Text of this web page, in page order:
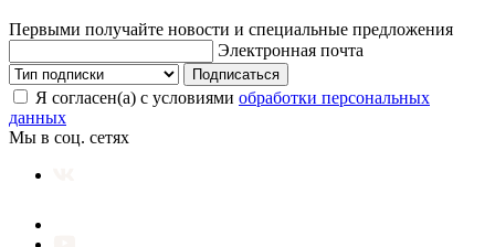
Первыми получайте новости и специальные предложения
Электронная почта
Подписаться
Я согласен(а) с условиями обработки персональных
данных
Мы в соц. сетях